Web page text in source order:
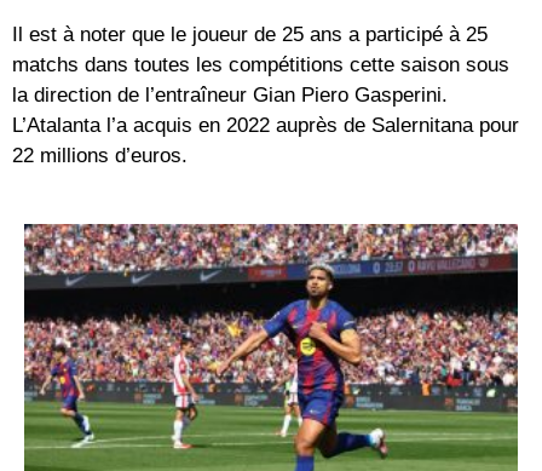
Il est à noter que le joueur de 25 ans a participé à 25
matchs dans toutes les compétitions cette saison sous
la direction de l’entraîneur Gian Piero Gasperini.
L’Atalanta l’a acquis en 2022 auprès de Salernitana pour
22 millions d’euros.